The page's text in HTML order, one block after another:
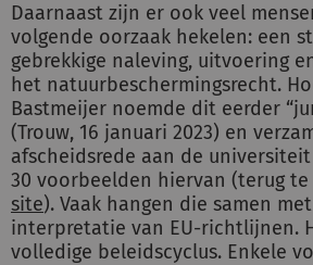
Daarnaast zijn er ook veel
volgende oorzaak hekelen: een
gebrekkige naleving, uitvoering
het natuurbeschermingsrecht.
Bastmeijer noemde dit eerder
(Trouw, 16 januari 2023) en
afscheidsrede aan de
30 voorbeelden hiervan (terug te
site). Vaak hangen die samen
interpretatie van EU-richtlijnen.
volledige beleidscyclus. Enkele